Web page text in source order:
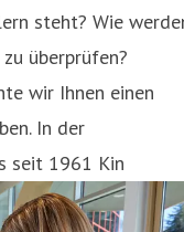
steht? Wie
überprüfen?
wir Ihnen einen
In der
seit 1961 Kin